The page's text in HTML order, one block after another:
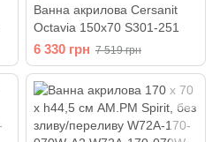
Ванна акрилова Cersanit
Octavia 150x70 S301-251
6 330 грн 7 519 грн